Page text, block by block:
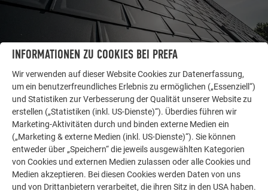
LASSEN SIE SICH INSPIRIEREN
WEITERE OBJEKTE
Die PREFA Referenzgalerie zeigt, wie vielseitig
Aluminium eingesetzt werden kann. Entdecken Sie
weitere beeindruckende Projekte mit den langlebigen
INFORMATIONEN ZU COOKIES BEI PREFA
Wir verwenden auf dieser Website Cookies zur Datenerfassung,
um ein benutzerfreundliches Erlebnis zu ermöglichen („Essenziell“)
und Statistiken zur Verbesserung der Qualität unserer Website zu
erstellen („Statistiken (inkl. US-Dienste)“). Überdies führen wir
Marketing-Aktivitäten durch und binden externe Medien ein
(„Marketing & externe Medien (inkl. US-Dienste)“). Sie können
entweder über „Speichern“ die jeweils ausgewählten Kategorien
von Cookies und externen Medien zulassen oder alle Cookies und
Medien akzeptieren. Bei diesen Cookies werden Daten von uns
und von Drittanbietern verarbeitet, die ihren Sitz in den USA haben.